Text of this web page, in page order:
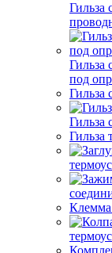
Гильза
Гильза
под
Гильза
Гильза
Гильза
Клемма